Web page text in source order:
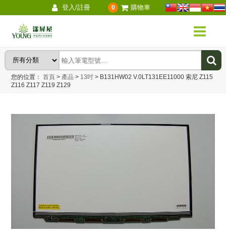
登入/註冊 0 購物車
您的位置：首頁 > 產品 > 13吋 > B131HW02 V.0LT131EE11000 索尼 Z115
Z116 Z117 Z119 Z129